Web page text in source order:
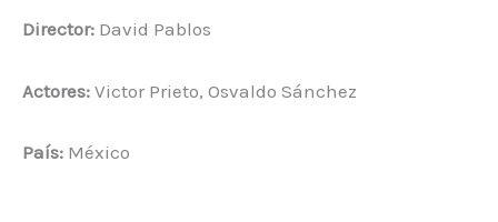
Director: David Pablos
Actores: Victor Prieto, Osvaldo Sánchez
País: México